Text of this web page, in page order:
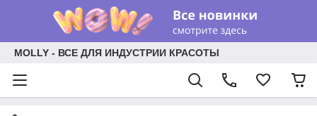
MOLLY - ВСЕ ДЛЯ ИНДУСТРИИ КРАСОТЫ